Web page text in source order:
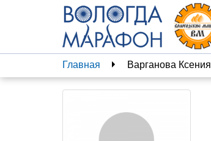
Главная Варганова Ксения